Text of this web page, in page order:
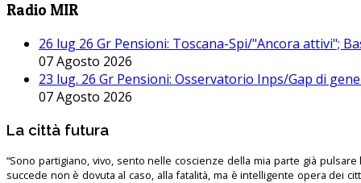
Radio MIR
26 lug 26 Gr Pensioni: Toscana-Spi/"Ancora attivi";
07 Agosto 2026
23 lug. 26 Gr Pensioni: Osservatorio Inps/Gap di
07 Agosto 2026
La città futura
“Sono partigiano, vivo, sento nelle coscienze della mia parte già pulsare
succede non è dovuta al caso, alla fatalità, ma è intelligente opera dei